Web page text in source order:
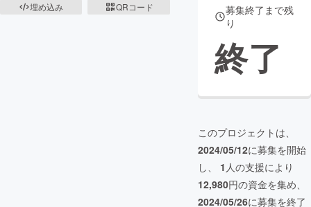
埋め込み
QRコード
募集終了まで残
り
終了
このプロジェクトは、
2024/05/12に募集を開始
し、 1 人の支援により
12,980円の資金を集め、
2024/05/26に募集を終了